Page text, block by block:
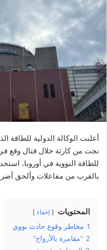
أعلنت الوكالة الدولية للطاقة
نجت من كارثة خلال قتال وقع
للطاقة النووية في أوروبا،
بالقرب من مفاعلات وألحق
المحتويات إخفاء
1 مخاطر وقوع حادث نووي
2 “مقامرة بالأرواح”